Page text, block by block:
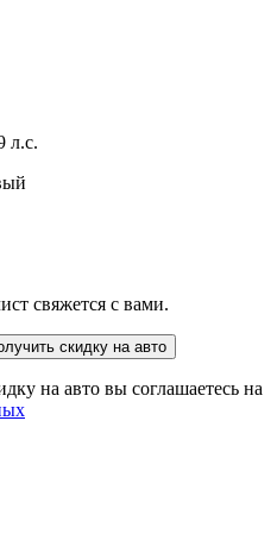
л.с.
свяжется с вами.
скидку на авто
на авто вы соглашаетесь на